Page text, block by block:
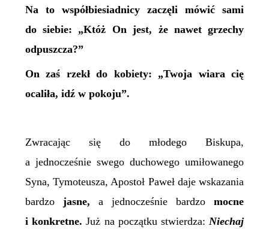
Na to współbiesiadnicy zaczęli mówić sami
do siebie: „Któż On jest, że nawet grzechy
odpuszcza?”
On zaś rzekł do kobiety: „Twoja wiara cię
ocaliła, idź w pokoju”.
Zwracając się do młodego Biskupa,
a jednocześnie swego duchowego umiłowanego
Syna, Tymoteusza, Apostoł Paweł daje wskazania
bardzo jasne, a jednocześnie bardzomocne
i konkretne. Już na początku stwierdza:Niechaj